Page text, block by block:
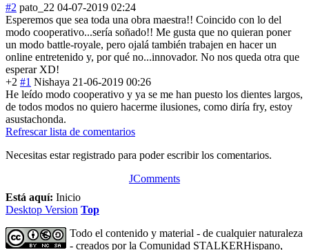
#2 pato_22 04-07-2019 02:24
Esperemos que sea toda una obra maestra!! Coincido con lo del
modo cooperativo...sería soñado!! Me gusta que no quieran poner
un modo battle-royale, pero ojalá también trabajen en hacer un
online entretenido y, por qué no...innovador. No nos queda otra que
esperar XD!
+2 #1 Nishaya 21-06-2019 00:26
He leído modo cooperativo y ya se me han puesto los dientes largos,
de todos modos no quiero hacerme ilusiones, como diría fry, estoy
asustachonda.
Refrescar lista de comentarios
Necesitas estar registrado para poder escribir los comentarios.
JComments
Está aquí: Inicio
Desktop Version Top
Todo el contenido y material - de cualquier naturaleza
- creados por la Comunidad STALKERHispano,